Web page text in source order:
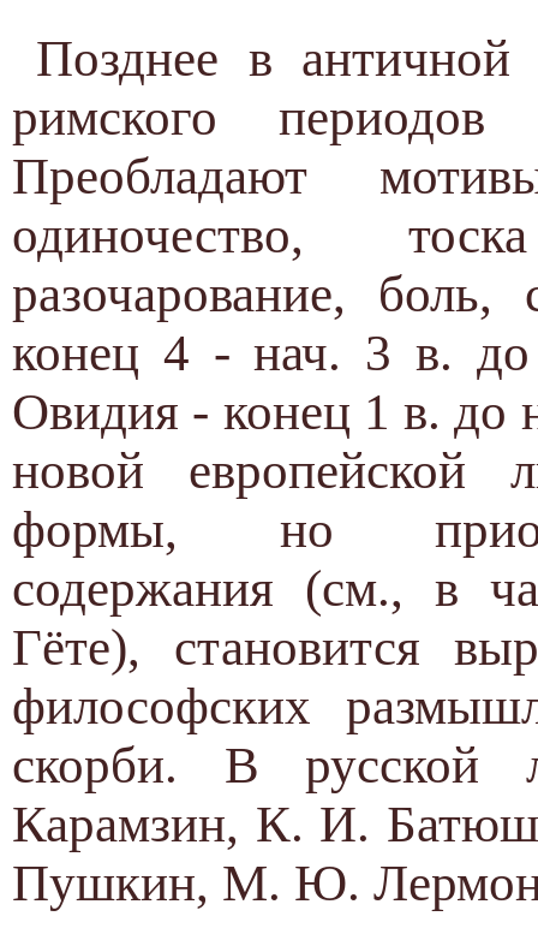
Позднее в античной
римского
Преобладают
одиночество,
разочарование,
конец 4 - нач. 3 в.
Овидия - конец 1 в. до
новой европейской
формы, но
содержания (см., в
Гёте), становится
философских
скорби. В
Карамзин, К. И.
Пушкин, М. Ю.